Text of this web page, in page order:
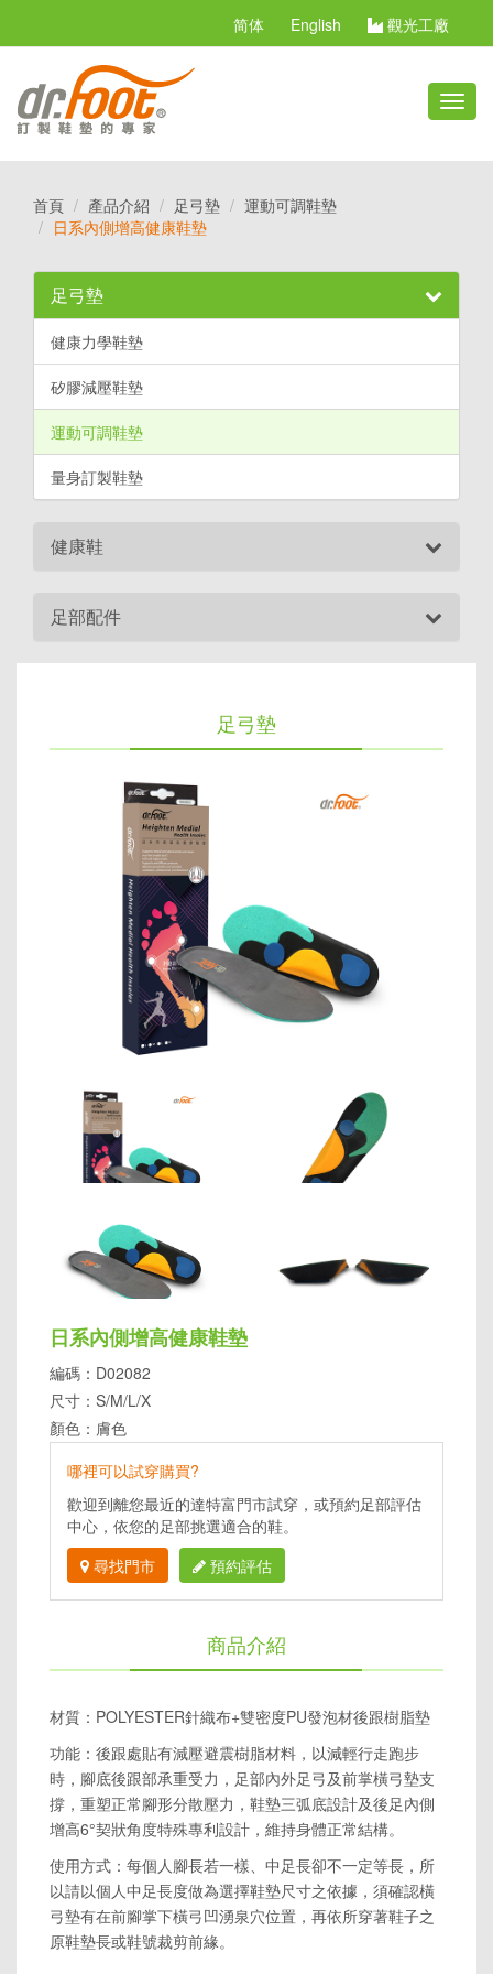
简体 English 觀光工廠
切
選
首頁 產品介紹 足弓墊
運動可調鞋墊
日系內側增高健康鞋墊
足弓墊
健康力學鞋墊
矽膠減壓鞋墊
運動可調鞋墊
量身訂製鞋墊
健康鞋
足部配件
足弓墊
日系內側增高健康鞋墊
編碼：D02082
尺寸：S/M/L/X
顏色：膚色
哪裡可以試穿購買?
歡迎到離您最近的達特富門市試穿，或預約足部評估
中心，依您的足部挑選適合的鞋。
尋找門市
預約評估
商品介紹
材質：POLYESTER針織布+雙密度PU發泡材後跟樹脂墊
功能：後跟處貼有減壓避震樹脂材料，以減輕行走跑步
時，腳底後跟部承重受力，足部內外足弓及前掌橫弓墊支
撐，重塑正常腳形分散壓力，鞋墊三弧底設計及後足內側
增高6°契狀角度特殊專利設計，維持身體正常結構。
使用方式：每個人腳長若一樣、中足長卻不一定等長，所
以請以個人中足長度做為選擇鞋墊尺寸之依據，須確認橫
弓墊有在前腳掌下橫弓凹湧泉穴位置，再依所穿著鞋子之
原鞋墊長或鞋號裁剪前緣。